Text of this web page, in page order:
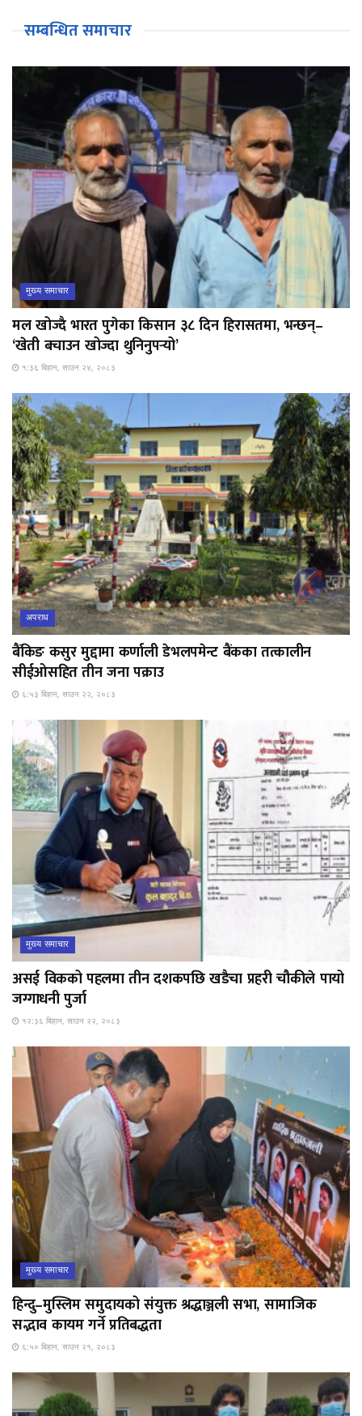
सम्बन्धित समाचार
मुख्य समाचार
मल खोज्दै भारत पुगेका किसान ३८ दिन हिरासतमा, भन्छन्–
‘खेती बचाउन खोज्दा थुनिनुपर्‍यो’
१:३६ बिहान, साउन २४, २०८३
अपराध
बैंकिङ कसुर मुद्दामा कर्णाली डेभलपमेन्ट बैंकका तत्कालीन
सीईओसहित तीन जना पक्राउ
६:५३ बिहान, साउन २२, २०८३
मुख्य समाचार
असई विकको पहलमा तीन दशकपछि खडैचा प्रहरी चौकीले पायो
जग्गाधनी पुर्जा
१२:३६ बिहान, साउन २२, २०८३
मुख्य समाचार
हिन्दु–मुस्लिम समुदायको संयुक्त श्रद्धाञ्जली सभा, सामाजिक
सद्भाव कायम गर्ने प्रतिबद्धता
६:५० बिहान, साउन २१, २०८३